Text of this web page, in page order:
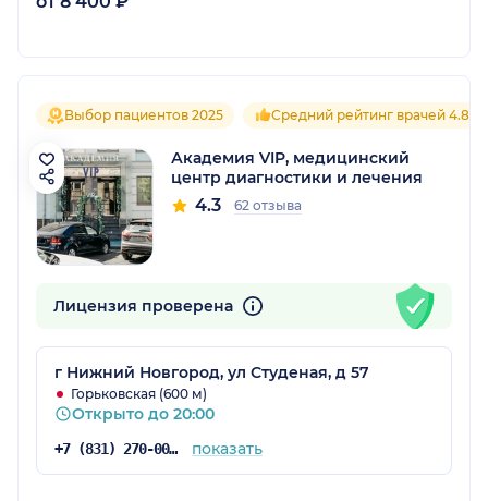
Выбор пациентов 2025 Средний рейтинг врачей 4.8
Академия VIP, медицинский
центр диагностики и лечения
4.3 62 отзыва
Лицензия проверена
г Нижний Новгород, ул Студеная, д 57
Горьковская (600 м)
Открыто до 20:00
+7 (831) 270-00-00 показать